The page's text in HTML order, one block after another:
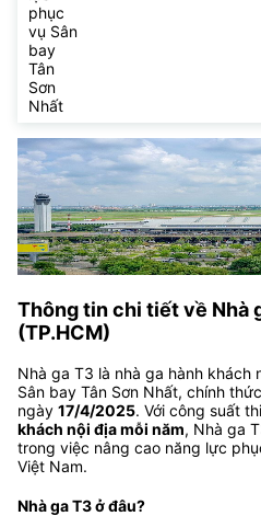
phục
vụ Sân
bay
Tân
Sơn
Nhất
Thông tin chi tiết về Nhà
(TP.HCM)
Nhà ga T3 là nhà ga hành khách
Sân bay Tân Sơn Nhất, chính
ngày 17/4/2025. Với công suất
khách nội địa mỗi năm, Nhà ga
trong việc nâng cao năng lực
Việt Nam.
Nhà ga T3 ở đâu?